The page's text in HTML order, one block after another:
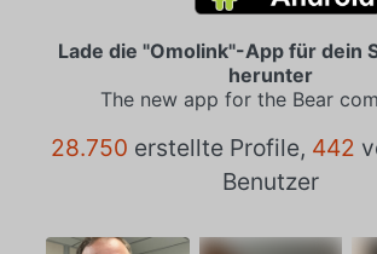
Lade die "Omolink"-App für dein
herunter
The new app for the Bear
28.750 erstellte Profile, 442
Benutzer